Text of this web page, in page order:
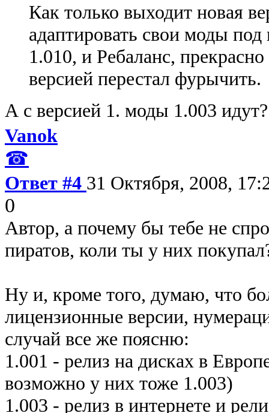
Как только выходит новая
адаптировать свои моды
1.010, и Ребаланс,
версией перестал фурычить.
А с версией 1. моды 1.003 идут?
Vanok
☎
Ответ #4 31 Октября, 2008,
0
Автор, а почему бы тебе не
пиратов, коли ты у них
Ну и, кроме того, думаю, что
лицензионные версии,
случай все же поясню:
1.001 - релиз на дисках в
возможно у них тоже 1.003)
1.003 - релиз в интернете и